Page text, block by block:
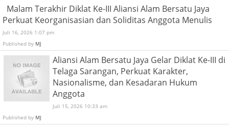
Malam Terakhir Diklat Ke-III Aliansi Alam Bersatu Jaya
Perkuat Keorganisasian dan Soliditas Anggota Menulis
Juli 16, 2026 1:07 pm
Published by MJ
Aliansi Alam Bersatu Jaya Gelar Diklat Ke-III di
Telaga Sarangan, Perkuat Karakter,
Nasionalisme, dan Kesadaran Hukum
Anggota
Juli 15, 2026 10:33 am
Published by MJ